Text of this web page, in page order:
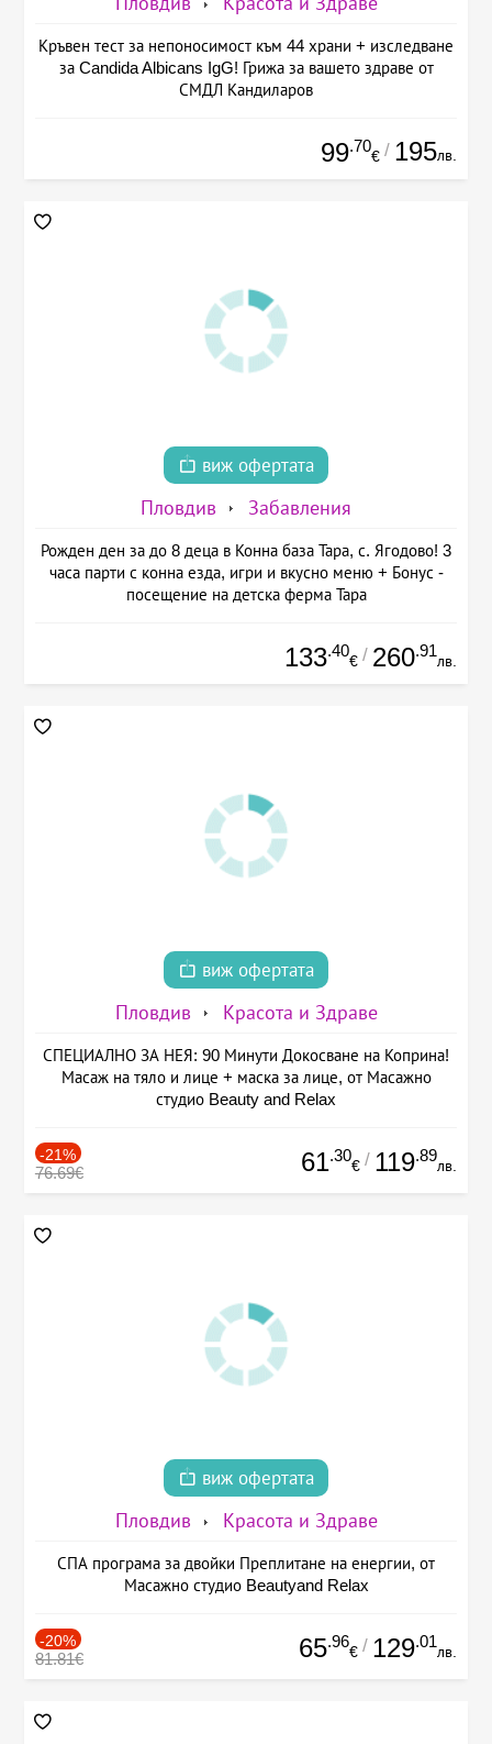
Кръвен тест за непоносимост към 44 храни + изследване
за Candida Albicans IgG! Грижа за вашето здраве от
СМДЛ Кандиларов
99.70
€ / 195лв.
виж офертата
Пловдив Забавления
Рожден ден за до 8 деца в Конна база Тара, с. Ягодово! 3
часа парти с конна езда, игри и вкусно меню + Бонус -
посещение на детска ферма Тара
133.40
€ / 260.91
лв.
виж офертата
Пловдив Красота и Здраве
СПЕЦИАЛНО ЗА НЕЯ: 90 Минути Докосване на Коприна!
Масаж на тяло и лице + маска за лице, от Масажно
студио Beauty and Relax
-21%
76.69€ 61.30
€ / 119.89
лв.
виж офертата
Пловдив Красота и Здраве
СПА програма за двойки Преплитане на енергии, от
Масажно студио Beautyand Relax
-20%
81.81€ 65.96
€ / 129.01
лв.